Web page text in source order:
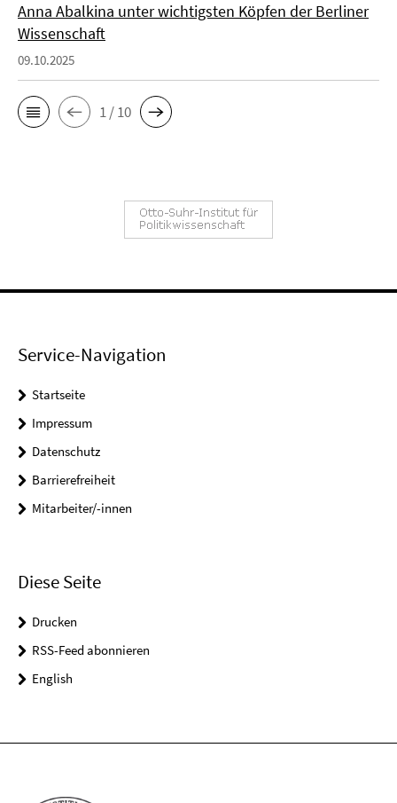
Anna Abalkina unter wichtigsten Köpfen der Berliner
Wissenschaft
09.10.2025
1 / 10
Service-Navigation
Startseite
Impressum
Datenschutz
Barrierefreiheit
Mitarbeiter/-innen
Diese Seite
Drucken
RSS-Feed abonnieren
English